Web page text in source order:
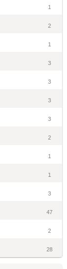
1
2
1
3
3
3
3
2
1
1
3
47
2
28